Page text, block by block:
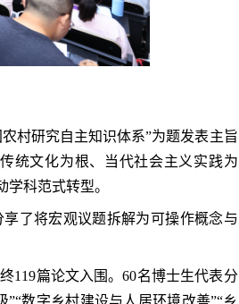
村研究自主知识体系”为题发表主旨
统文化为根、当代社会主义实践为
科范式转型。
享了将宏观议题拆解为可操作概念与
119篇论文入围。60名博士生代表分
数字乡村建设与人居环境改善”“乡